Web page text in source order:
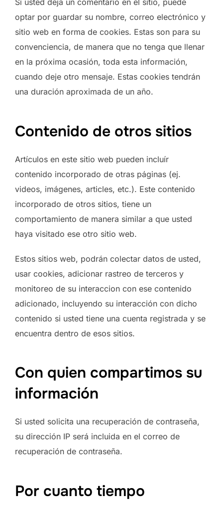
Si usted deja un comentario en el sitio, puede
optar por guardar su nombre, correo electrónico y
sitio web en forma de cookies. Estas son para su
convenciencia, de manera que no tenga que llenar
en la próxima ocasión, toda esta información,
cuando deje otro mensaje. Estas cookies tendrán
una duración aproximada de un año.
Contenido de otros sitios
Artículos en este sitio web pueden incluír
contenido incorporado de otras páginas (ej.
videos, imágenes, articles, etc.). Este contenido
incorporado de otros sitios, tiene un
comportamiento de manera similar a que usted
haya visitado ese otro sitio web.
Estos sitios web, podrán colectar datos de usted,
usar cookies, adicionar rastreo de terceros y
monitoreo de su interaccion con ese contenido
adicionado, incluyendo su interacción con dicho
contenido si usted tiene una cuenta registrada y se
encuentra dentro de esos sitios.
Con quien compartimos su
información
Si usted solicita una recuperación de contraseña,
su dirección IP será incluida en el correo de
recuperación de contraseña.
Por cuanto tiempo